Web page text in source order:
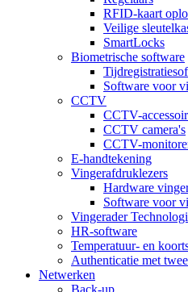
RFID-kaart
Veilige
SmartLocks
Biometrische software
Software voor
CCTV
CCTV-
CCTV camera's
CCTV-
E-handtekening
Vingerafdruklezers
Hardware
Software voor
Vingerader
HR-software
Temperatuur- en
Authenticatie met
Netwerken